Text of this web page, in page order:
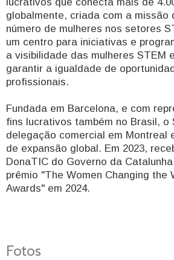
globalmente, criada com a missão
número de mulheres nos setores
um centro para iniciativas e
a visibilidade das mulheres STEM
garantir a igualdade de
profissionais.
Fundada em Barcelona, e com
fins lucrativos também no Brasil, o
delegação comercial em Montreal
de expansão global. Em 2023,
DonaTIC do Governo da
prêmio "The Women Changing the
Awards" em 2024.
Fotos